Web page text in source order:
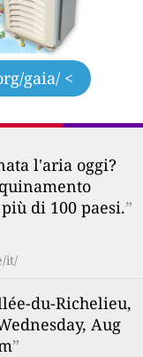
gaia/ <
l'aria oggi?
di 100 paesi.”
it/
du-Richelieu,
Aug
”